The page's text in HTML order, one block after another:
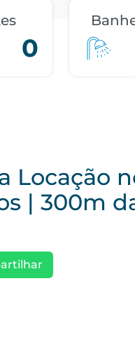
0
Locação
| 300m